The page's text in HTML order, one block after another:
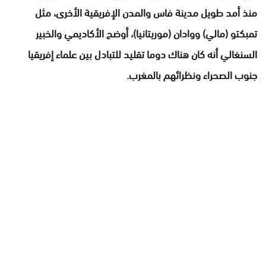
منذ أمد طويل مدينة فاس والمدن الإفريقية الأخرى، مثل
تمبكتو (مالي) ووادان (موريتانيا)، أوضح الأكاديمي والخبير
السنغالي أنه كان هناك دوما تقليد للتبادل بين علماء إفريقيا
جنوب الصحراء ونظرائهم بالمغرب.